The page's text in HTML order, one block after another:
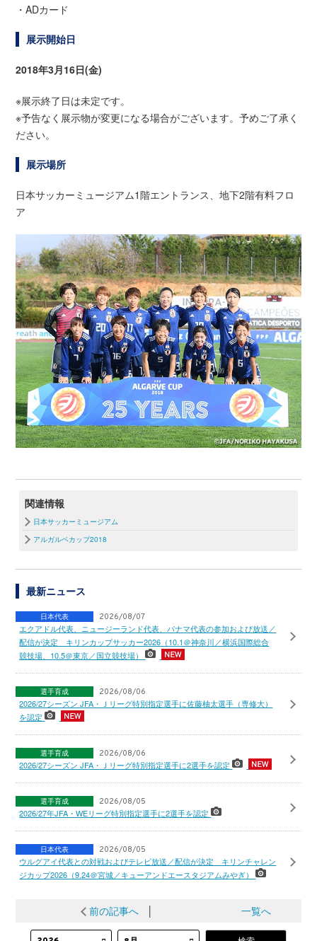
・ADカード
展示開始日
2018年3月16日(金)
※展示終了日は未定です。
※予告なく展示物が変更になる場合がございます。予めご了承く
ださい。
展示場所
日本サッカーミュージアム1階エントランス、地下2階有料フロ
ア
関連情報
日本サッカーミュージアム
アルガルベカップ2018
最新ニュース
日本代表 2026/08/07
エクアドル代表、ニュージーランド代表、パナマ代表の参加および放送／
配信が決定 キリンカップサッカー2026（10.1＠神奈川／横浜国際総合
競技場、10.5＠東京／国立競技場）
選手育成 2026/08/06
2026/27シーズン JFA・Ｊリーグ特別指定選手に佐藤柚太選手（専修大）
を認定
選手育成 2026/08/06
2026/27シーズン JFA・Ｊリーグ特別指定選手に2選手を認定
選手育成 2026/08/05
2026/27年JFA・WEリーグ特別指定選手に2選手を認定
日本代表 2026/08/05
ウルグアイ代表との対戦およびテレビ放送／配信が決定 キリンチャレン
ジカップ2026（9.24＠宮城／キューアンドエースタジアムみやぎ）
前の記事へ│ 一覧へ